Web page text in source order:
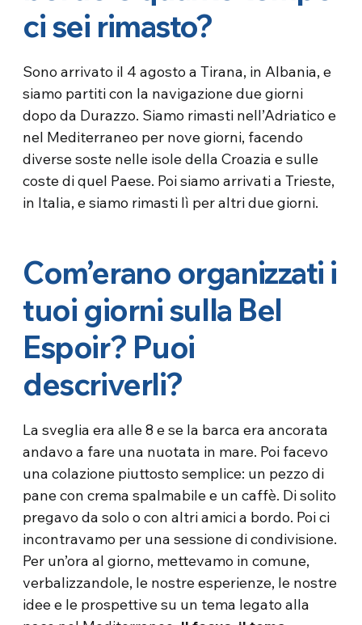
ci sei rimasto?
Sono arrivato il 4 agosto a Tirana, in Albania, e
siamo partiti con la navigazione due giorni
dopo da Durazzo. Siamo rimasti nell’Adriatico e
nel Mediterraneo per nove giorni, facendo
diverse soste nelle isole della Croazia e sulle
coste di quel Paese. Poi siamo arrivati ​​a Trieste,
in Italia, e siamo rimasti lì per altri due giorni.
Com’erano organizzati i
tuoi giorni sulla Bel
Espoir? Puoi
descriverli?
La sveglia era alle 8 e se la barca era ancorata
andavo a fare una nuotata in mare. Poi facevo
una colazione piuttosto semplice: un pezzo di
pane con crema spalmabile e un caffè. Di solito
pregavo da solo o con altri amici a bordo. Poi ci
incontravamo per una sessione di condivisione.
Per un’ora al giorno, mettevamo in comune,
verbalizzandole, le nostre esperienze, le nostre
idee e le prospettive su un tema legato alla